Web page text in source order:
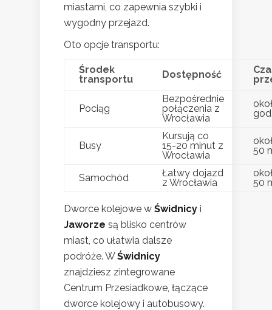
miastami, co zapewnia szybki i
wygodny przejazd.
Oto opcje transportu:
Środek
transportu
Dostępność
Pociąg
Bezpośrednie
połączenia z
Wrocławia
Busy
Kursują co
15-20 minut z
Wrocławia
50
Samochód
Łatwy dojazd
z Wrocławia
50
Dworce kolejowe w Świdnicy i
Jaworze są blisko centrów
miast, co ułatwia dalsze
podróże. WŚwidnicy
znajdziesz zintegrowane
Centrum Przesiadkowe, łączące
dworce kolejowy i autobusowy.